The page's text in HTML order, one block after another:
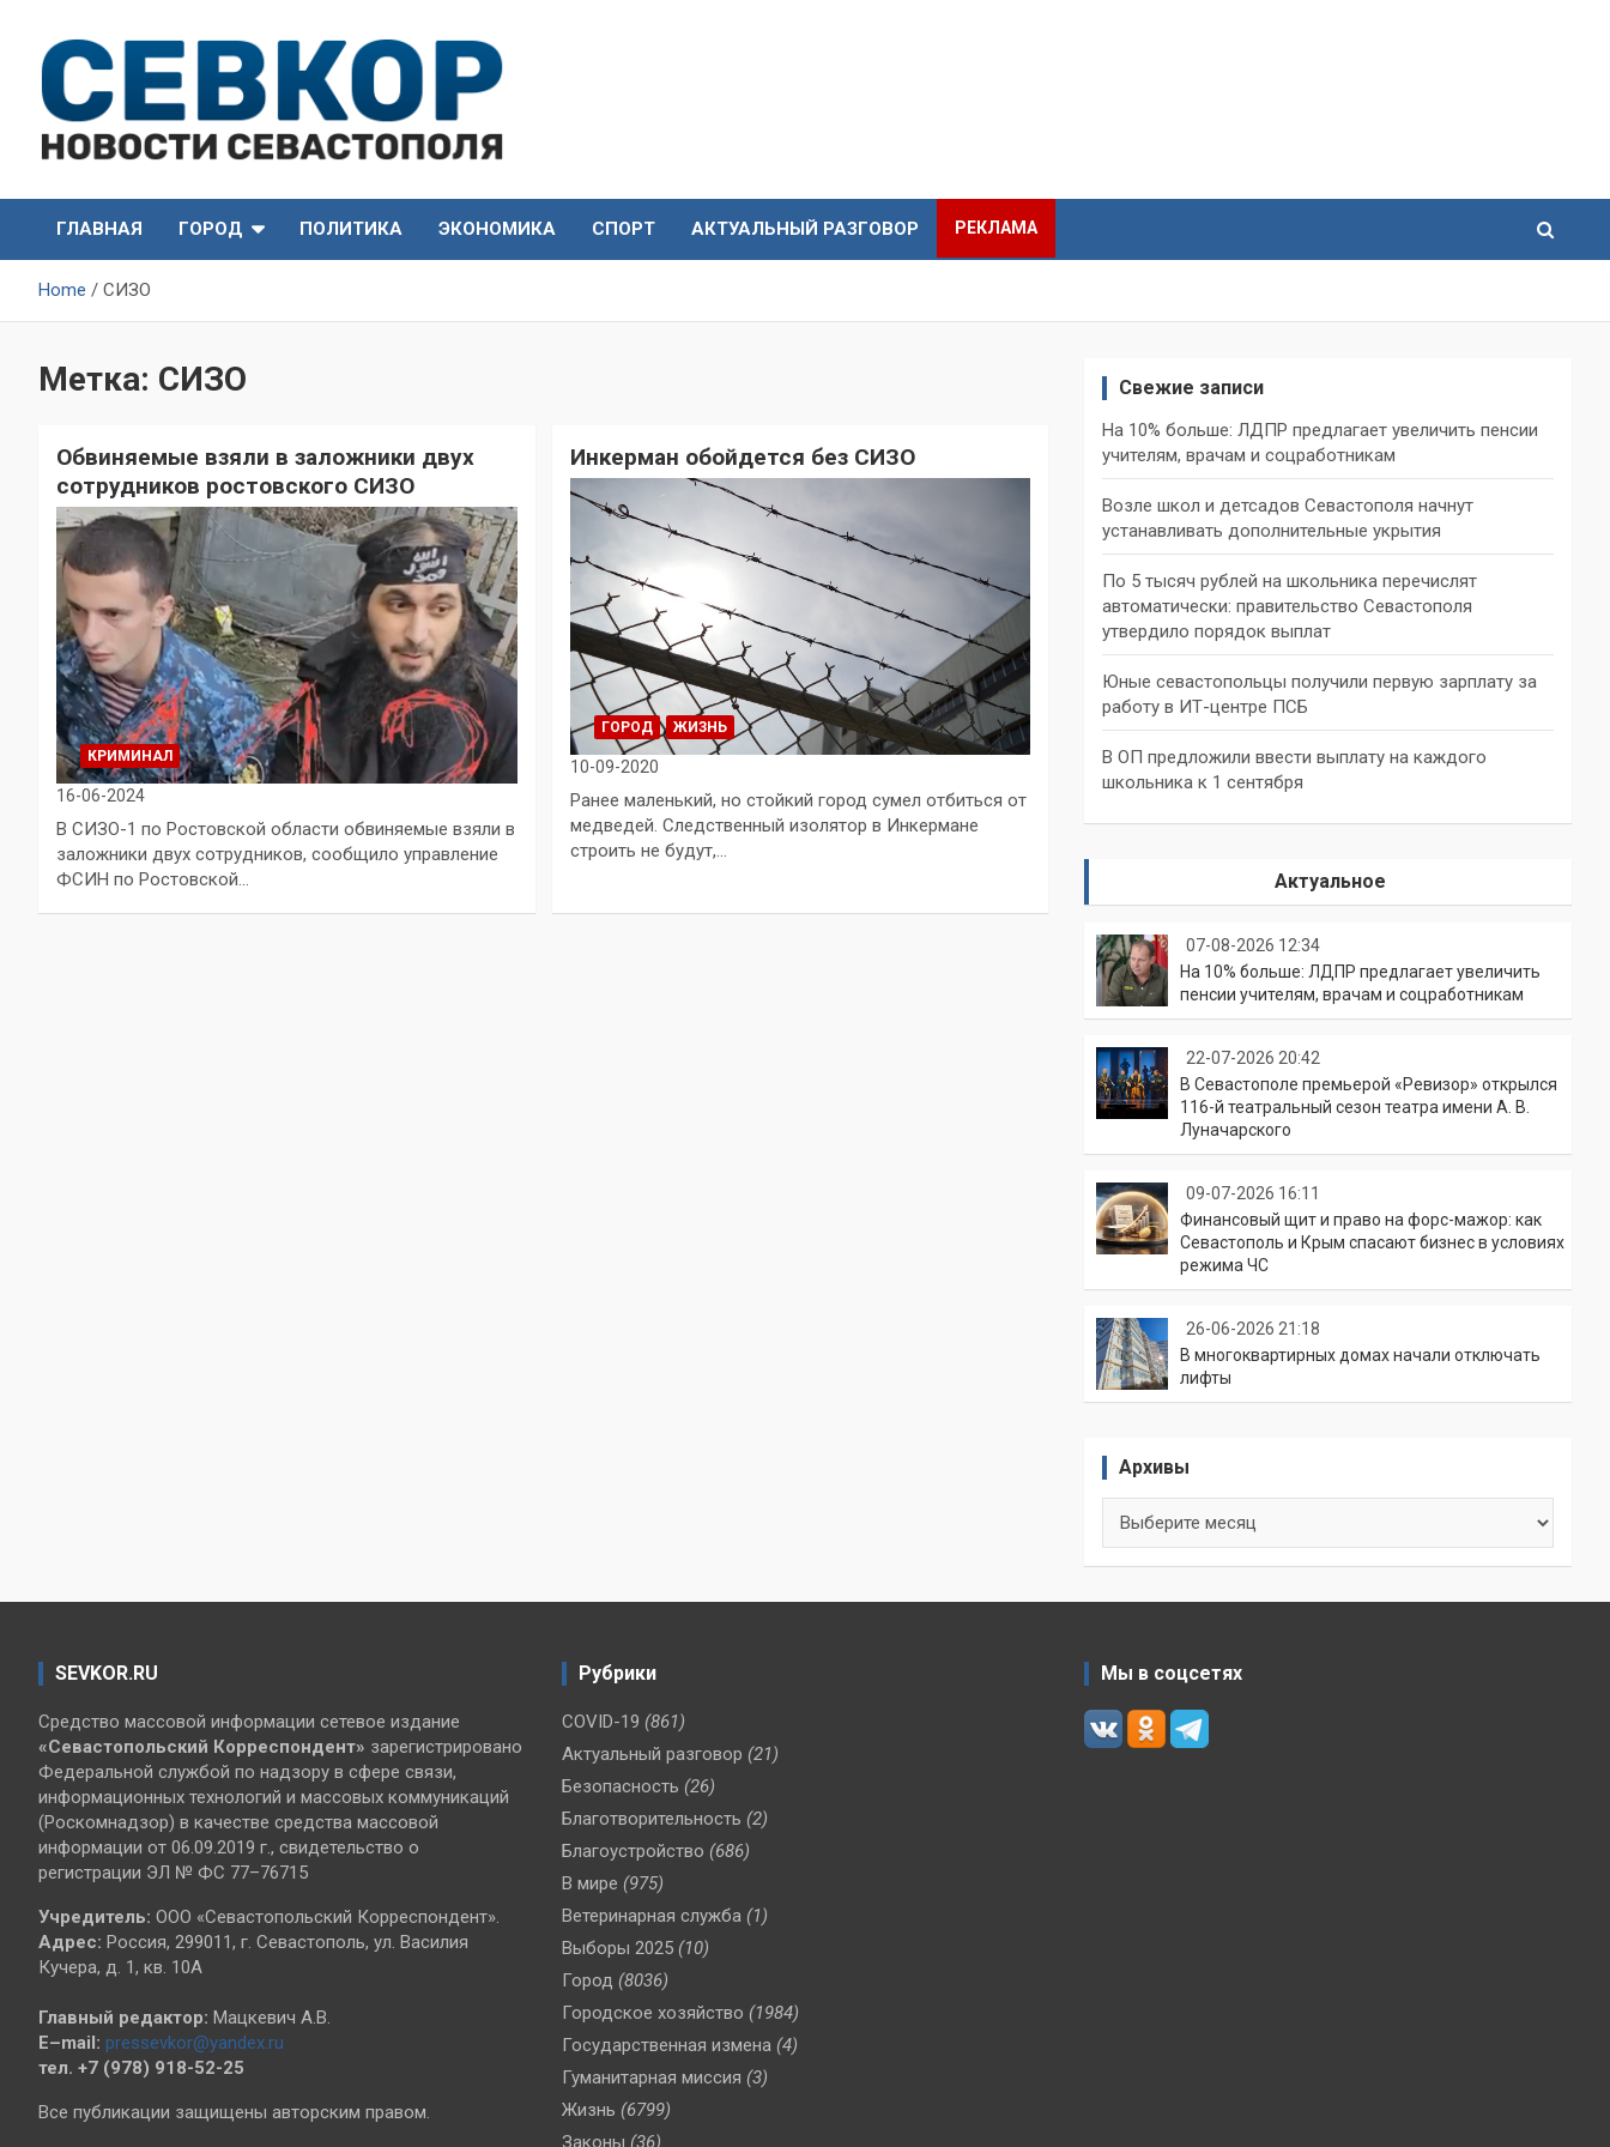
content
СевКор — Новости
Севастополя
Севастополя
ГЛАВНАЯ
ГОРОД ПОЛИТИКА ЭКОНОМИКА СПОРТ АКТУАЛЬНЫЙ РАЗГОВОР РЕКЛАМА
Home СИЗО
Метка: СИЗО
Обвиняемые взяли в заложники двух
сотрудников ростовского СИЗО
КРИМИНАЛ
16-06-2024
В СИЗО-1 по Ростовской области обвиняемые взяли в
заложники двух сотрудников, сообщило управление
ФСИН по Ростовской…
Инкерман обойдется без СИЗО
ГОРОД ЖИЗНЬ
10-09-2020
Ранее маленький, но стойкий город сумел отбиться от
медведей. Следственный изолятор в Инкермане
строить не будут,…
Свежие записи
На 10% больше: ЛДПР предлагает увеличить пенсии
учителям, врачам и соцработникам
Возле школ и детсадов Севастополя начнут
устанавливать дополнительные укрытия
По 5 тысяч рублей на школьника перечислят
автоматически: правительство Севастополя
утвердило порядок выплат
Юные севастопольцы получили первую зарплату за
работу в ИТ-центре ПСБ
В ОП предложили ввести выплату на каждого
школьника к 1 сентября
Актуальное
07-08-2026 12:34
На 10% больше: ЛДПР предлагает увеличить
пенсии учителям, врачам и соцработникам
22-07-2026 20:42
В Севастополе премьерой «Ревизор» открылся
116-й театральный сезон театра имени А. В.
Луначарского
09-07-2026 16:11
Финансовый щит и право на форс-мажор: как
Севастополь и Крым спасают бизнес в условиях
режима ЧС
26-06-2026 21:18
В многоквартирных домах начали отключать
лифты
Архивы
SEVKOR.RU
Средство массовой информации сетевое издание
«Севастопольский Корреспондент» зарегистрировано
Федеральной службой по надзору в сфере связи,
информационных технологий и массовых коммуникаций
(Роскомнадзор) в качестве средства массовой
информации от 06.09.2019 г., свидетельство о
регистрации ЭЛ № ФС 77–76715
Учредитель: ООО «Севастопольский Корреспондент».
Адрес: Россия, 299011, г. Севастополь, ул. Василия
Кучера, д. 1, кв. 10А
Главный редактор: Мацкевич А.В.
E–mail: pressevkor@yandex.ru
тел. +7 (978) 918-52-25
Все публикации защищены авторским правом.
Рубрики
COVID-19 (861)
Актуальный разговор (21)
Безопасность (26)
Благотворительность (2)
Благоустройство (686)
В мире (975)
Ветеринарная служба (1)
Выборы 2025 (10)
Город (8036)
Городское хозяйство (1984)
Государственная измена (4)
Гуманитарная миссия (3)
Жизнь (6799)
Законы (36)
Мы в соцсетях